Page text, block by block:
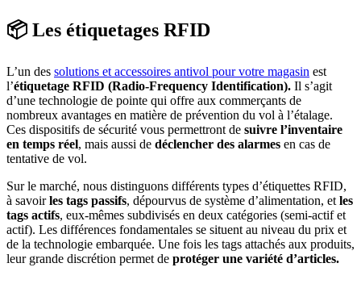
📦 Les étiquetages RFID
L’un des solutions et accessoires antivol pour votre magasin est
l’étiquetage RFID (Radio-Frequency Identification). Il s’agit
d’une technologie de pointe qui offre aux commerçants de
nombreux avantages en matière de prévention du vol à l’étalage.
Ces dispositifs de sécurité vous permettront de suivre l’inventaire
en temps réel, mais aussi de déclencher des alarmes en cas de
tentative de vol.
Sur le marché, nous distinguons différents types d’étiquettes RFID,
à savoirles tags passifs, dépourvus de système d’alimentation, et les
tags actifs, eux-mêmes subdivisés en deux catégories (semi-actif et
actif). Les différences fondamentales se situent au niveau du prix et
de la technologie embarquée. Une fois les tags attachés aux produits,
leur grande discrétion permet de protéger une variété d’articles.